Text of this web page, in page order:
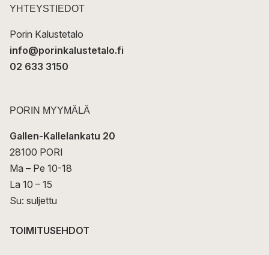
t
YHTEYSTIEDOT
Porin Kalustetalo
info@porinkalustetalo.fi
02 633 3150
PORIN MYYMÄLÄ
Gallen-Kallelankatu 20
28100 PORI
Ma – Pe 10-18
La 10 – 15
Su: suljettu
TOIMITUSEHDOT